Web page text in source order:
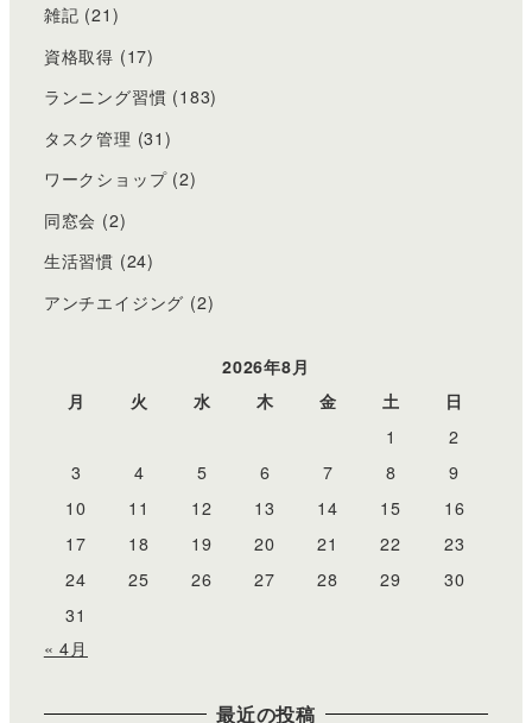
雑記 (21)
資格取得 (17)
ランニング習慣 (183)
タスク管理 (31)
ワークショップ(2)
同窓会 (2)
生活習慣 (24)
アンチエイジング (2)
2026年8月
月
火 水 木 金 土
日
1
2
3
4 5 6 7 8
9
10
11 12 13 14 15
16
17
18 19 20 21 22
23
24
25 26 27 28 29
30
31
« 4月
最近の投稿